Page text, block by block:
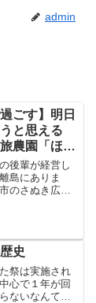
admin
ごす】明日
と思える
農園「ほと
後輩が経営し
島にありま
のさぬき広
史
祭は実施され
心で１年が回
ないなんてあ